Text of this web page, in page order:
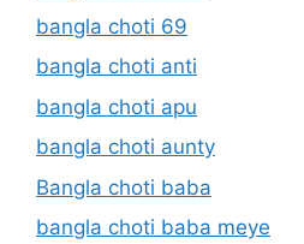
bangla choti 69
bangla choti anti
bangla choti apu
bangla choti aunty
Bangla choti baba
bangla choti baba meye